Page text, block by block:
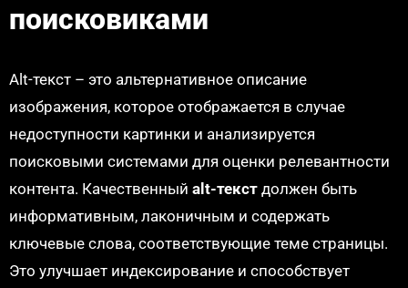
поисковиками
Alt-текст – это альтернативное описание
изображения, которое отображается в случае
недоступности картинки и анализируется
поисковыми системами для оценки релевантности
контента. Качественный alt-текстдолжен быть
информативным, лаконичным и содержать
ключевые слова, соответствующие теме страницы.
Это улучшает индексирование и способствует